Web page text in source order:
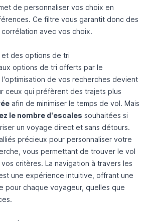
de personnaliser vos choix en
Ce filtre vous garantit donc des
avec vos choix.
des options de tri
options de tri offerts par le
de vos recherches devient
ceux qui préfèrent des trajets plus
afin de minimiser le temps de vol. Mais
le nombre d'escales souhaitées si
un voyage direct et sans détours.
précieux pour personnaliser votre
vous permettant de trouver le vol
critères. La navigation à travers les
une expérience intuitive, offrant une
pour chaque voyageur, quelles que